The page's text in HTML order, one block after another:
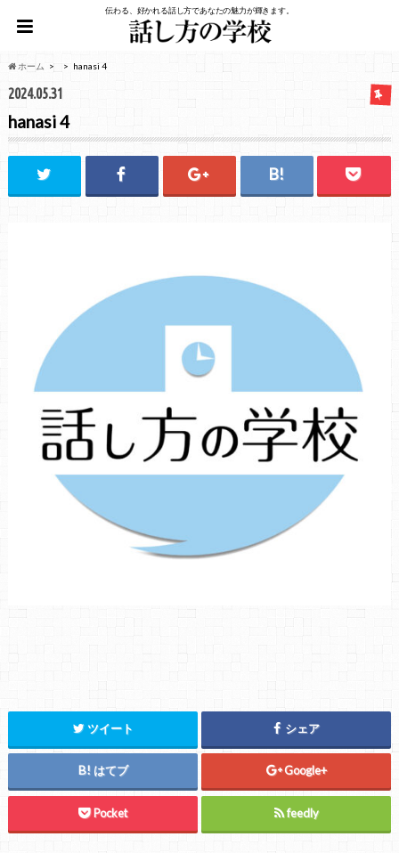
伝わる、好かれる話し方であなたの魅力が輝きます。
ホーム hanasi 4
2024.05.31
hanasi 4
ツイート シェア
はてブ Google+
Pocket feedly